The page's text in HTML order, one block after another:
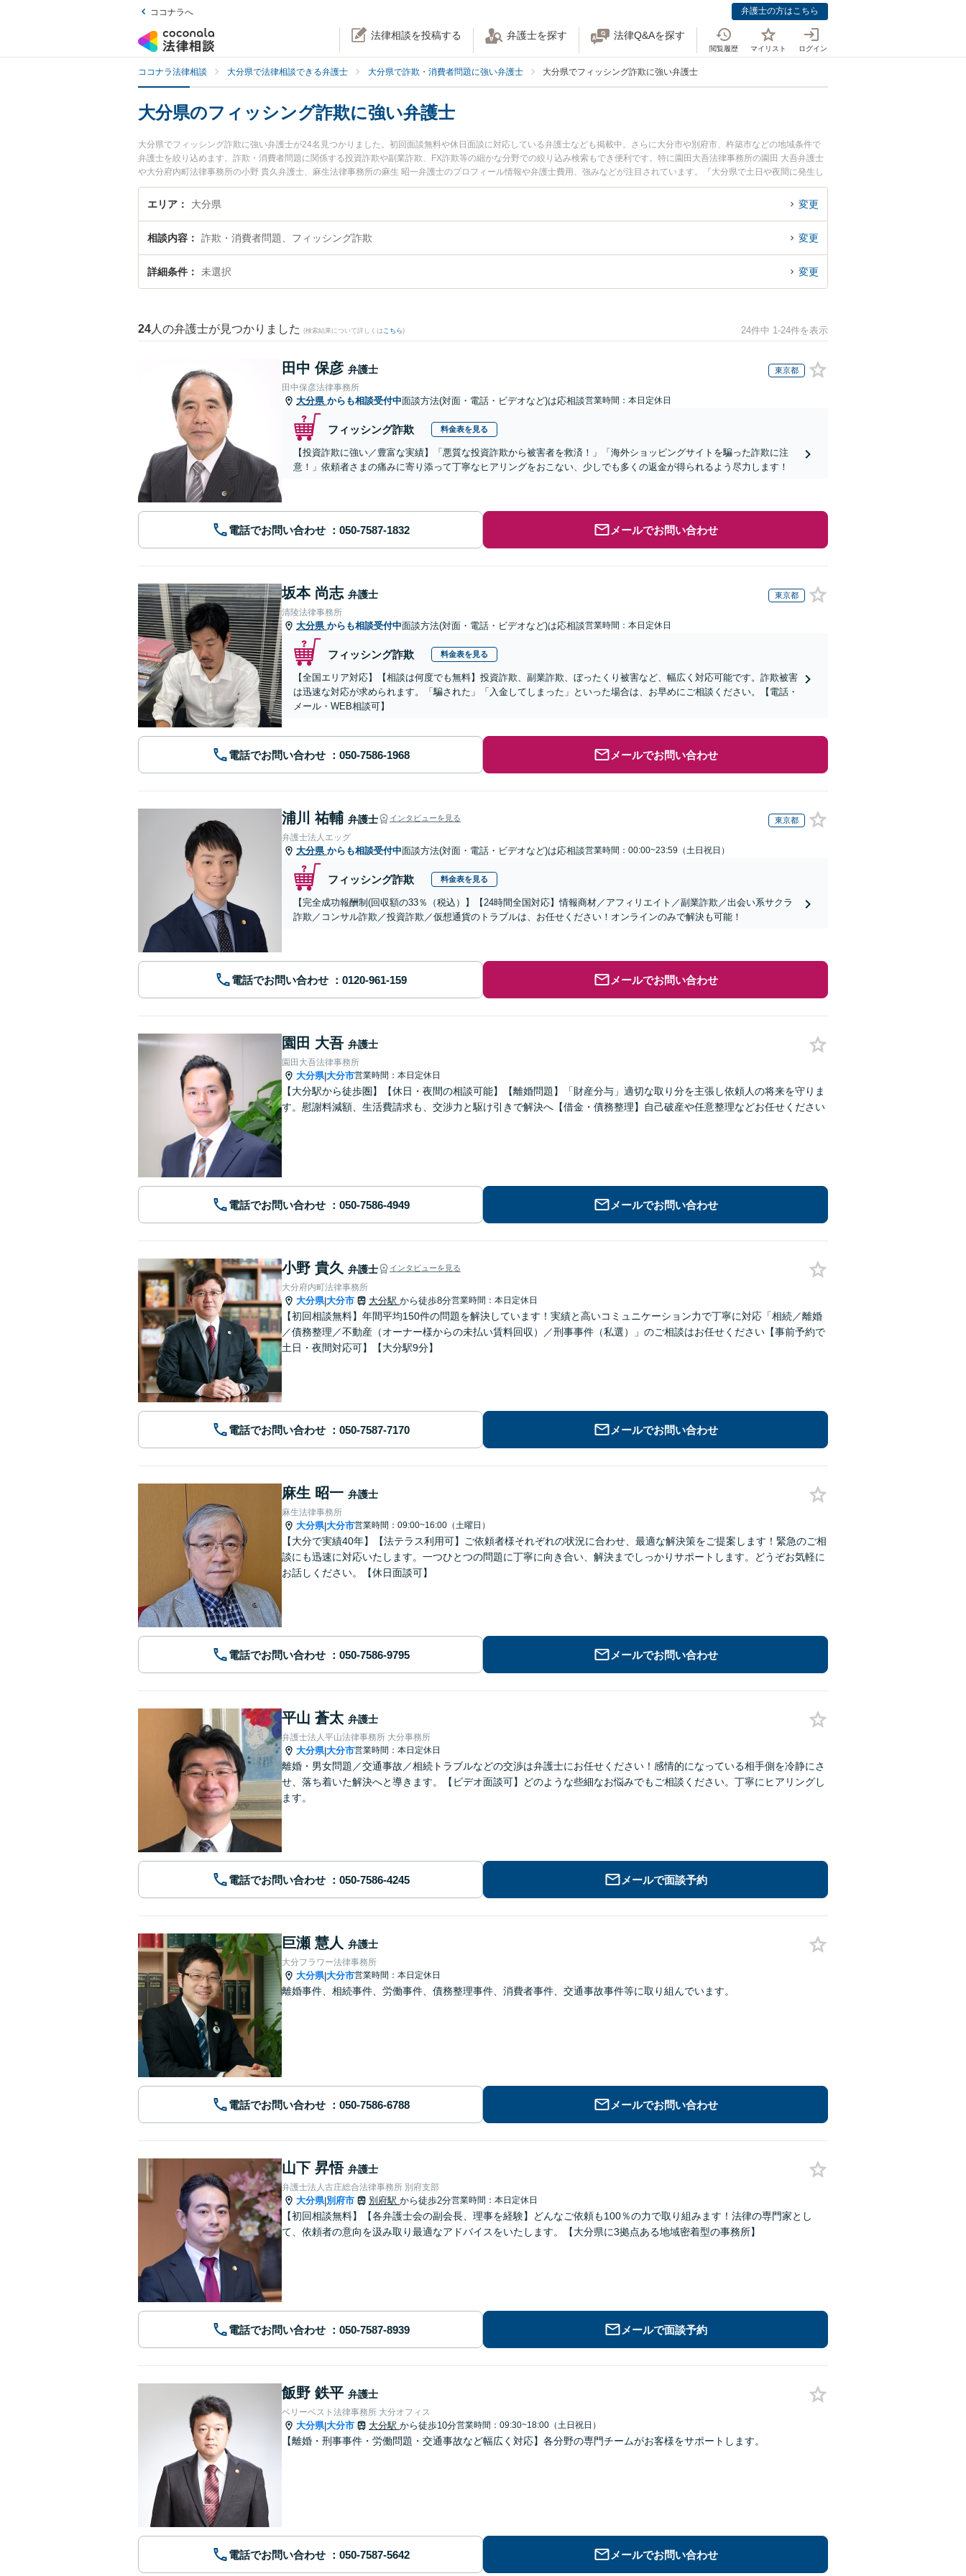
ココナラへ 弁護士の方はこちら
法律相談を投稿する 弁護士を探す 法律Q&Aを探す
閲覧履歴 マイリスト ログイン
ココナラ法律相談 大分県で法律相談できる弁護士 大分県で詐欺・消費者問題に強い弁護士 大分県でフィッシング詐欺に強い弁護士
大分県のフィッシング詐欺に強い弁護士
大分県でフィッシング詐欺に強い弁護士が24名見つかりました。初回面談無料や休日面談に対応している弁護士なども掲載中。さらに大分市や別府市、杵築市などの地域条件で
弁護士を絞り込めます。詐欺・消費者問題に関係する投資詐欺や副業詐欺、FX詐欺等の細かな分野での絞り込み検索もでき便利です。特に園田大吾法律事務所の園田 大吾弁護士
や大分府内町法律事務所の小野 貴久弁護士、麻生法律事務所の麻生 昭一弁護士のプロフィール情報や弁護士費用、強みなどが注目されています。『大分県で土日や夜間に発生し
たフィッシング詐欺のトラブルを今すぐに弁護士に相談したい』『フィッシング詐欺のトラブル解決の実績豊富な近くの弁護士を検索したい』『初回相談無料でフィッシング詐欺
を法律相談できる大分県内の弁護士に相談予約したい』などでお困りの相談者さんにおすすめです。
エリア 大分県 変更
相談内容 詐欺・消費者問題、フィッシング詐欺 変更
詳細条件 未選択 変更
24 人の弁護士が見つかりました (検索結果について詳しくは こちら) 24件中 1-24件を表示
田中 保彦 弁護士 東京都
田中保彦法律事務所
大分県 からも相談受付中面談方法(対面・電話・ビデオなど)は応相談営業時間：本日定休日
フィッシング詐欺 料金表を見る
【投資詐欺に強い／豊富な実績】「悪質な投資詐欺から被害者を救済！」「海外ショッピングサイトを騙った詐欺に注
意！」依頼者さまの痛みに寄り添って丁寧なヒアリングをおこない、少しでも多くの返金が得られるよう尽力します！
電話でお問い合わせ メールでお問い合わせ
坂本 尚志 弁護士 東京都
清陵法律事務所
大分県 からも相談受付中面談方法(対面・電話・ビデオなど)は応相談営業時間：本日定休日
フィッシング詐欺 料金表を見る
【全国エリア対応】【相談は何度でも無料】投資詐欺、副業詐欺、ぼったくり被害など、幅広く対応可能です。詐欺被害
は迅速な対応が求められます。「騙された」「入金してしまった」といった場合は、お早めにご相談ください。【電話・
メール・WEB相談可】
電話でお問い合わせ メールでお問い合わせ
浦川 祐輔 弁護士 インタビューを見る 東京都
弁護士法人エッグ
大分県 からも相談受付中面談方法(対面・電話・ビデオなど)は応相談営業時間：00:00~23:59（土日祝日）
フィッシング詐欺 料金表を見る
【完全成功報酬制(回収額の33％（税込）】【24時間全国対応】情報商材／アフィリエイト／副業詐欺／出会い系サクラ
詐欺／コンサル詐欺／投資詐欺／仮想通貨のトラブルは、お任せください！オンラインのみで解決も可能！
電話でお問い合わせ メールでお問い合わせ
園田 大吾 弁護士
園田大吾法律事務所
大分県|大分市営業時間：本日定休日
【大分駅から徒歩圏】【休日・夜間の相談可能】【離婚問題】「財産分与」適切な取り分を主張し依頼人の将来を守りま
す。慰謝料減額、生活費請求も、交渉力と駆け引きで解決へ【借金・債務整理】自己破産や任意整理などお任せください
電話でお問い合わせ メールでお問い合わせ
小野 貴久 弁護士 インタビューを見る
大分府内町法律事務所
大分県|大分市 大分駅 から徒歩8分営業時間：本日定休日
【初回相談無料】年間平均150件の問題を解決しています！実績と高いコミュニケーション力で丁寧に対応「相続／離婚
／債務整理／不動産（オーナー様からの未払い賃料回収）／刑事事件（私選）」のご相談はお任せください【事前予約で
土日・夜間対応可】【大分駅9分】
電話でお問い合わせ メールでお問い合わせ
麻生 昭一 弁護士
麻生法律事務所
大分県|大分市営業時間：09:00~16:00（土曜日）
【大分で実績40年】【法テラス利用可】ご依頼者様それぞれの状況に合わせ、最適な解決策をご提案します！緊急のご相
談にも迅速に対応いたします。一つひとつの問題に丁寧に向き合い、解決までしっかりサポートします。どうぞお気軽に
お話しください。【休日面談可】
電話でお問い合わせ メールでお問い合わせ
平山 蒼太 弁護士
弁護士法人平山法律事務所 大分事務所
大分県|大分市営業時間：本日定休日
離婚・男女問題／交通事故／相続トラブルなどの交渉は弁護士にお任せください！感情的になっている相手側を冷静にさ
せ、落ち着いた解決へと導きます。【ビデオ面談可】どのような些細なお悩みでもご相談ください。丁寧にヒアリングし
ます。
電話でお問い合わせ メールで面談予約
巨瀬 慧人 弁護士
大分フラワー法律事務所
大分県|大分市営業時間：本日定休日
離婚事件、相続事件、労働事件、債務整理事件、消費者事件、交通事故事件等に取り組んでいます。
電話でお問い合わせ メールでお問い合わせ
山下 昇悟 弁護士
弁護士法人古庄総合法律事務所 別府支部
大分県|別府市 別府駅 から徒歩2分営業時間：本日定休日
【初回相談無料】【各弁護士会の副会長、理事を経験】どんなご依頼も100％の力で取り組みます！法律の専門家とし
て、依頼者の意向を汲み取り最適なアドバイスをいたします。【大分県に3拠点ある地域密着型の事務所】
電話でお問い合わせ メールで面談予約
飯野 鉄平 弁護士
ベリーベスト法律事務所 大分オフィス
大分県|大分市 大分駅 から徒歩10分営業時間：09:30~18:00（土日祝日）
【離婚・刑事事件・労働問題・交通事故など幅広く対応】各分野の専門チームがお客様をサポートします。
電話でお問い合わせ メールでお問い合わせ